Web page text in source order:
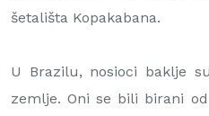
šetališta Kopakabana.
U Brazilu, nosioci baklje
zemlje. Oni se bili birani